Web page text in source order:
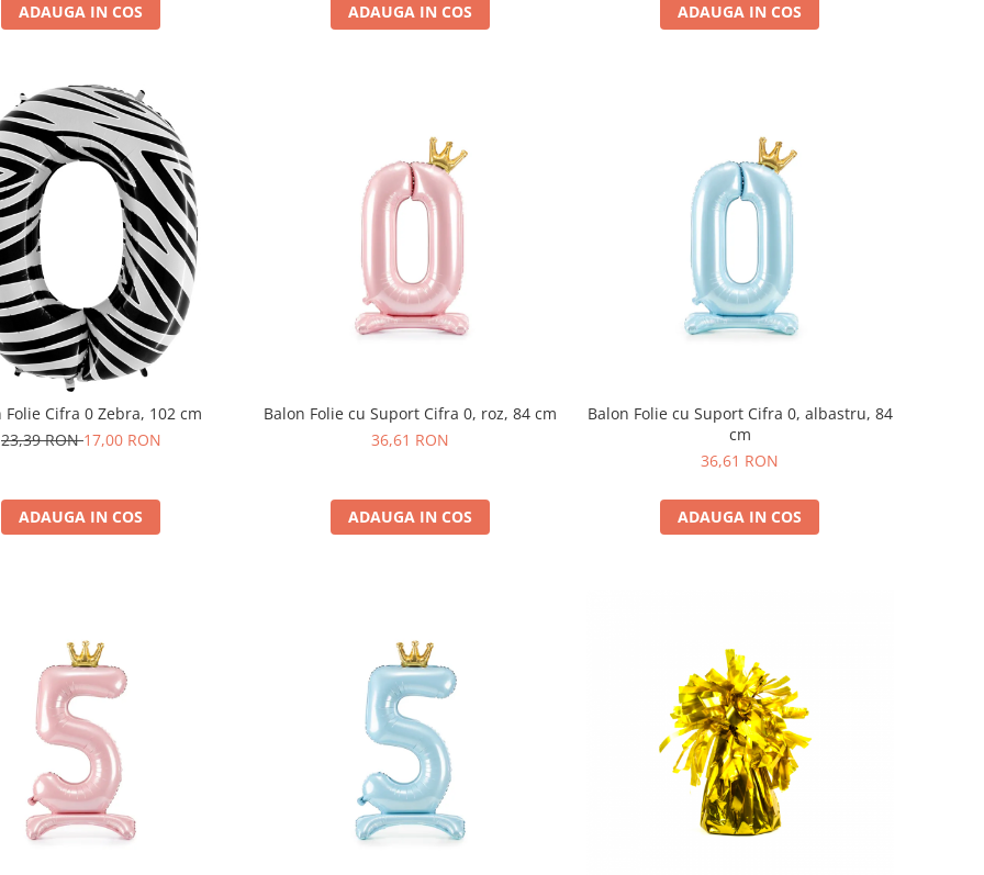
ADAUGA IN COS ADAUGA IN COS ADAUGA IN COS
Folie Cifra 0 Zebra, 102 cm
23,39 RON17,00 RON
ADAUGA IN COS
Balon Folie cu Suport Cifra 0, roz, 84 cm
36,61 RON
ADAUGA IN COS
Balon Folie cu Suport Cifra 0, albastru, 84
cm
36,61 RON
ADAUGA IN COS